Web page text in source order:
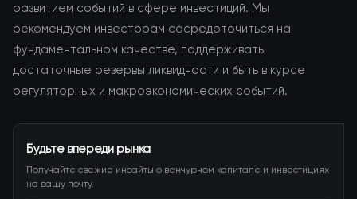
развитием событий в сфере инвестиций. Мы
рекомендуем инвесторам сосредоточиться на
фундаментальном качестве, поддерживать
достаточные резервы ликвидности и быть в курсе
регуляторных и макроэкономических событий.
Будьте впереди рынка
Получайте свежие инсайты о венчурном капитале и инвестициях
на вашу почту.